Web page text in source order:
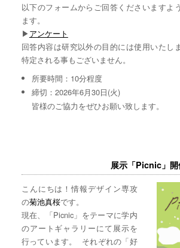
以下のフォームからご回答くださいますよ
ます。
▶︎アンケート
回答内容は研究以外の目的には使用いたし
特定される事もございません。
所要時間：10分程度
締切：2026年6月30日(火)
皆様のご協力をぜひお願い致します。
展示「Picnic」
こんにちは！情報デザイン専攻
の菊池真桜です。
現在、「Picnic」をテーマに学内
のアートギャラリーにて展示を
行っています。 それぞれの「好